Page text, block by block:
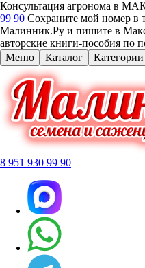
Консультация агронома в
99 90 Сохраните мой номер в
Малинник.Ру и пишите в
авторские книги-пособия по
Меню
Каталог Категории
8 951 930 99 90